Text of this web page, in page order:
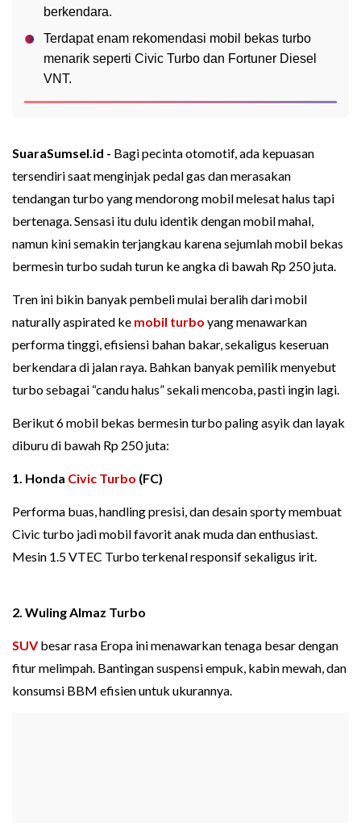
berkendara.
Terdapat enam rekomendasi mobil bekas turbo
menarik seperti Civic Turbo dan Fortuner Diesel
VNT.
SuaraSumsel.id - Bagi pecinta otomotif, ada kepuasan
tersendiri saat menginjak pedal gas dan merasakan
tendangan turbo yang mendorong mobil melesat halus tapi
bertenaga. Sensasi itu dulu identik dengan mobil mahal,
namun kini semakin terjangkau karena sejumlah mobil bekas
bermesin turbo sudah turun ke angka di bawah Rp 250 juta.
Tren ini bikin banyak pembeli mulai beralih dari mobil
naturally aspirated ke mobil turbo yang menawarkan
performa tinggi, efisiensi bahan bakar, sekaligus keseruan
berkendara di jalan raya. Bahkan banyak pemilik menyebut
turbo sebagai “candu halus” sekali mencoba, pasti ingin lagi.
Berikut 6 mobil bekas bermesin turbo paling asyik dan layak
diburu di bawah Rp 250 juta:
1. Honda Civic Turbo (FC)
Performa buas, handling presisi, dan desain sporty membuat
Civic turbo jadi mobil favorit anak muda dan enthusiast.
Mesin 1.5 VTEC Turbo terkenal responsif sekaligus irit.
2. Wuling Almaz Turbo
SUVbesar rasa Eropa ini menawarkan tenaga besar dengan
fitur melimpah. Bantingan suspensi empuk, kabin mewah, dan
konsumsi BBM efisien untuk ukurannya.